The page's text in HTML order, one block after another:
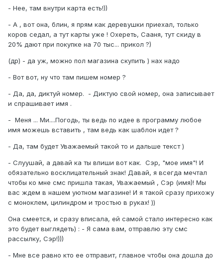
- Нее, там внутри карта есть!))
- А , вот она, блин, я прям как деревушки приехал, только
коров седал, а тут карты уже ! Охереть, Сааня, тут скиду в
20% дают при покупке на 70 тыс... прикол ?)
(др) - да уж, можно пол магазина скупить ) нах надо
- Вот вот, ну что там пишем номер ?
- Да, да, диктуй номер. - Диктую свой номер, она записывает
и спрашивает имя .
- Меня ... Ми....Погодь, ты ведь по идее в программу любое
имя можешь вставить , там ведь как шаблон идет ?
- Да, там будет Уважаемый такой то и дальше текст )
- Слуушай, а давай ка ты впиши вот как. Сэр, "мое имя"! И
обязательно восклицательный знак! Давай, я всегда мечтал
чтобы ко мне смс пришла такая, Уважаемый , Сэр (имя)! Мы
вас ждем в нашем уютном магазине! И я такой сразу прихожу
с моноклем, цилиндром и тростью в руках! ))
Она смеется, и сразу вписала, ей самой стало интересно как
это будет выглядеть) : - Я сама вам, отправлю эту смс
рассылку, Сэр!)))
- Мне все равно кто ее отправит, главное чтобы она дошла до